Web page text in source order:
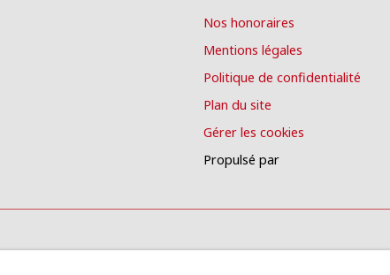
Nos honoraires
Mentions légales
Politique de confidentialité
Plan du site
Gérer les cookies
Propulsé par